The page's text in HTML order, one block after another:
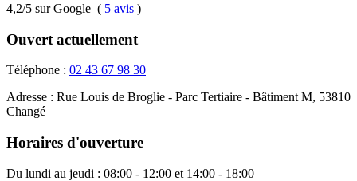
4,2/5 sur Google ( 5 avis )
Ouvert actuellement
Téléphone : 02 43 67 98 30
Adresse : Rue Louis de Broglie - Parc Tertiaire - Bâtiment M, 53810
Changé
Horaires d'ouverture
Du lundi au jeudi : 08:00 - 12:00 et 14:00 - 18:00